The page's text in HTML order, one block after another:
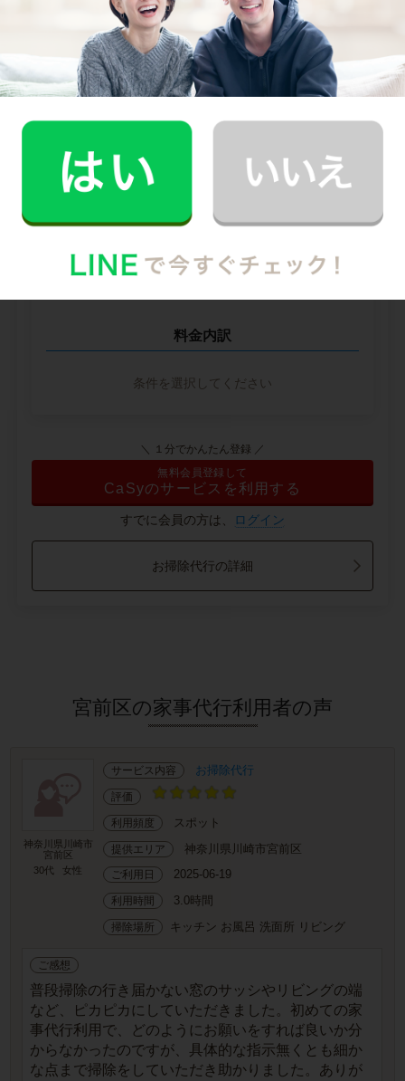
中堅CH社
※ 2026年2月時点の各社料金から算出
料金内訳
条件を選択してください
＼ １分でかんたん登録 ／
無料会員登録して
CaSyのサービスを利用する
すでに会員の方は、 ログイン
お掃除代行の詳細
宮前区の家事代行利用者の声
神奈川県川崎市
宮前区
30代
女性
サービス内容 お掃除代行
評価
利用頻度 スポット
提供エリア 神奈川県川崎市宮前区
ご利用日 2025-06-19
利用時間 3.0時間
掃除場所 キッチン お風呂 洗面所 リビング
ご感想
普段掃除の行き届かない窓のサッシやリビングの端
など、ピカピカにしていただきました。初めての家
事代行利用で、どのようにお願いをすれば良いか分
からなかったのですが、具体的な指示無くとも細か
な点まで掃除をしていただき助かりました。ありが